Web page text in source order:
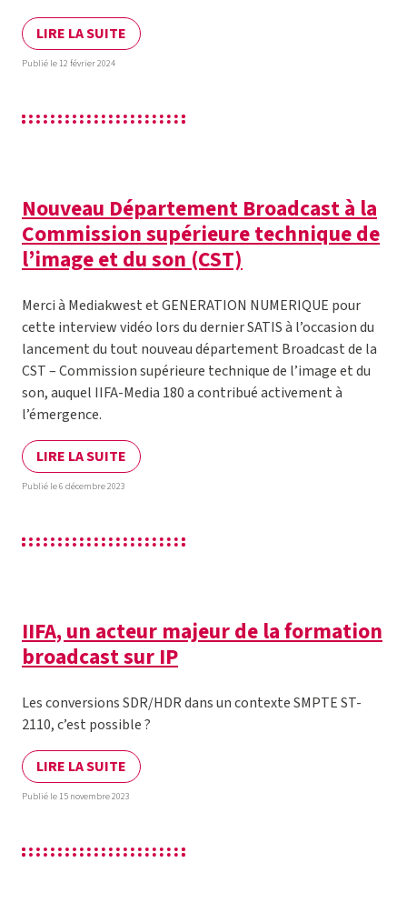
LIRE LA SUITE
Publié le 12 février 2024
Nouveau Département Broadcast à la
Commission supérieure technique de
l’image et du son (CST)
Merci à Mediakwest et GENERATION NUMERIQUE pour
cette interview vidéo lors du dernier SATIS à l’occasion du
lancement du tout nouveau département Broadcast de la
CST – Commission supérieure technique de l’image et du
son, auquel IIFA-Media 180 a contribué activement à
l’émergence.
LIRE LA SUITE
Publié le 6 décembre 2023
IIFA, un acteur majeur de la formation
broadcast sur IP
Les conversions SDR/HDR dans un contexte SMPTE ST-
2110, c’est possible ?
LIRE LA SUITE
Publié le 15 novembre 2023